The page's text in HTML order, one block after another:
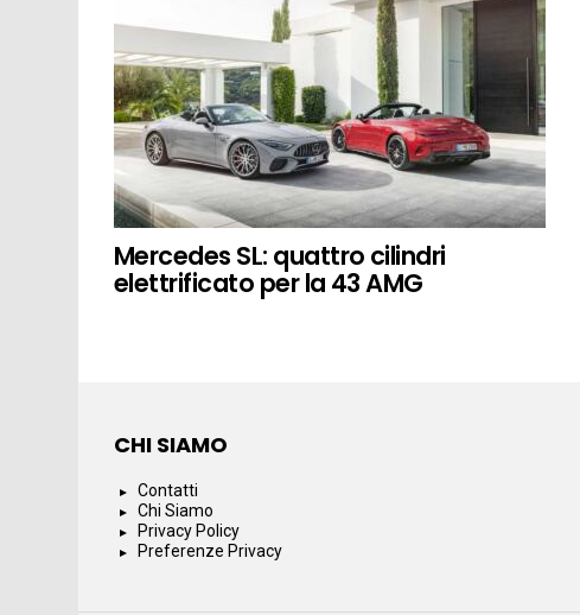
Mercedes SL: quattro cilindri
elettrificato per la 43 AMG
CHI SIAMO
Contatti
Chi Siamo
Privacy Policy
Preferenze Privacy